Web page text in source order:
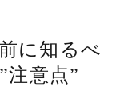
に知るべ
注意点”